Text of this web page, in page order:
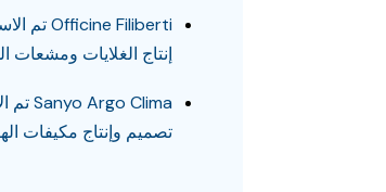
إنتاج الغلايات ومشعات
تصميم وإنتاج مكيفات